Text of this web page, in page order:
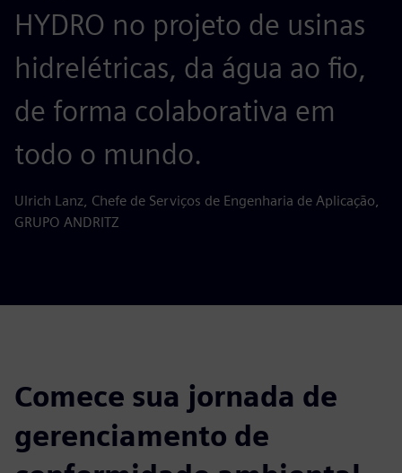
HYDRO no projeto de usinas
hidrelétricas, da água ao fio,
de forma colaborativa em
todo o mundo.
Ulrich Lanz, Chefe de Serviços de Engenharia de Aplicação,
GRUPO ANDRITZ
Comece sua jornada de
gerenciamento de